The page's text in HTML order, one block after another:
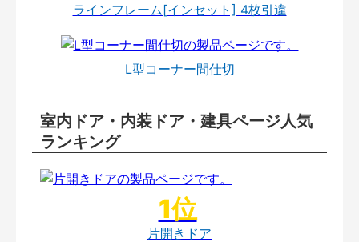
ラインフレーム[インセット] 4枚引違
L型コーナー間仕切
室内ドア・内装ドア・建具ページ人気
ランキング
片開きドア